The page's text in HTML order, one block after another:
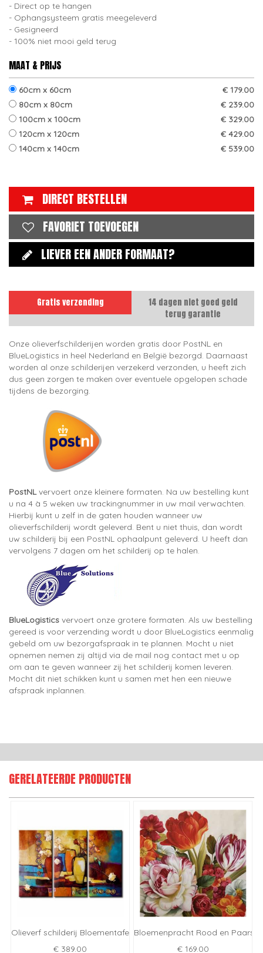
Direct op te hangen
Ophangsysteem gratis meegeleverd
Gesigneerd
100% niet mooi geld terug
MAAT & PRIJS
60cm x 60cm
€ 179.00
80cm x 80cm
€ 239.00
100cm x 100cm
€ 329.00
120cm x 120cm
€ 429.00
140cm x 140cm
€ 539.00
DIRECT BESTELLEN
FAVORIET TOEVOEGEN
LIEVER EEN ANDER FORMAAT?
Gratis verzending
14 dagen niet goed geld
terug garantie
Onze olieverfschilderijen worden gratis door PostNL en
BlueLogistics in heel Nederland en België bezorgd. Daarnaast
worden al onze schilderijen verzekerd verzonden, u heeft zich
dus geen zorgen te maken over eventuele opgelopen schade
tijdens de bezorging.
PostNLvervoert onze kleinere formaten. Na uw bestelling kunt
u na 4 à 5 weken uw trackingnummer in uw mail verwachten.
Hierbij kunt u zelf in de gaten houden wanneer uw
olieverfschilderij wordt geleverd. Bent u niet thuis, dan wordt
uw schilderij bij een PostNL ophaalpunt geleverd. U heeft dan
vervolgens 7 dagen om het schilderij op te halen.
BlueLogistics vervoert onze grotere formaten. Als uw bestelling
gereed is voor verzending wordt u door BlueLogistics eenmalig
gebeld om uw bezorgafspraak in te plannen. Mocht u niet
opnemen nemen zij altijd via de mail nog contact met u op
om aan te geven wanneer zij het schilderij komen leveren.
Mocht dit niet schikken kunt u samen met hen een nieuwe
afspraak inplannen.
GERELATEERDE PRODUCTEN
Olieverf schilderij Bloementafel
€ 389.00
Bloemenpracht Rood en Paars
€ 169.00